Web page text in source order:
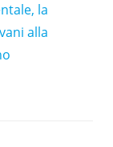
la
alla